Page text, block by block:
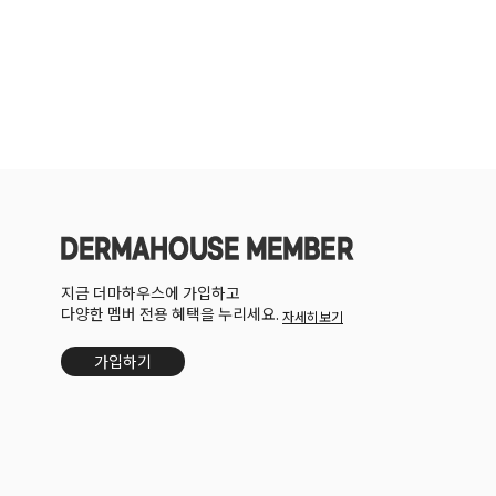
지금 더마하우스에 가입하고
다양한 멤버 전용 혜택을 누리세요. 자세히보기
가입하기